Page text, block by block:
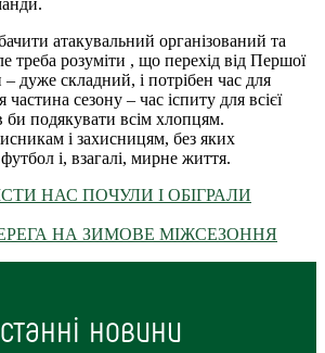
атакувальний організований та
треба розуміти , що перехід від Першої
– дуже складний, і потрібен час для
частина сезону – час іспиту для всієї
би подякувати всім хлопцям.
і захисницям, без яких
і, взагалі, мирне життя.
НАС ПОЧУЛИ І ОБІГРАЛИ
НА ЗИМОВЕ МІЖСЕЗОННЯ
новини